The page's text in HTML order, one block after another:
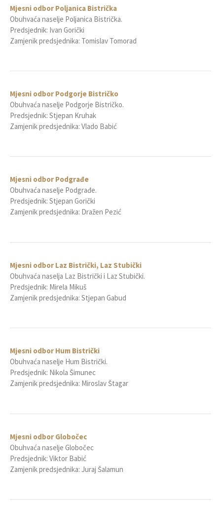
Mjesni odbor Poljanica Bistrička
Obuhvaća naselje Poljanica Bistrička.
Predsjednik: Ivan Gorički
Zamjenik predsjednika: Tomislav Tomorad
Mjesni odbor Podgorje Bistričko
Obuhvaća naselje Podgorje Bistričko.
Predsjednik: Stjepan Kruhak
Zamjenik predsjednika: Vlado Babić
Mjesni odbor Podgrađe
Obuhvaća naselje Podgrađe.
Predsjednik: Stjepan Gorički
Zamjenik predsjednika: Dražen Pezić
Mjesni odbor Laz Bistrički, Laz Stubički
Obuhvaća naselja Laz Bistrički i Laz Stubički.
Predsjednik: Mirela Mikuš
Zamjenik predsjednika: Stjepan Gabud
Mjesni odbor Hum Bistrički
Obuhvaća naselje Hum Bistrički.
Predsjednik: Nikola Šimunec
Zamjenik predsjednika: Miroslav Štagar
Mjesni odbor Globočec
Obuhvaća naselje Globočec
Predsjednik: Viktor Babić
Zamjenik predsjednika: Juraj Šalamun